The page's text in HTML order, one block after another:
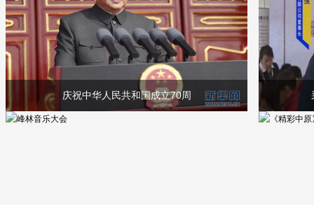
庆祝中华人民共和国成立70周